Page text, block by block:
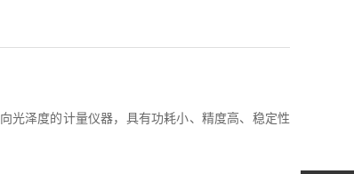
向光泽度的计量仪器，具有功耗小、精度高、稳定性